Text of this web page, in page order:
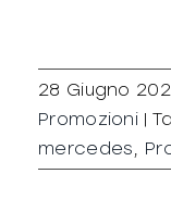
28 Giugno
Promozioni |
mercedes,